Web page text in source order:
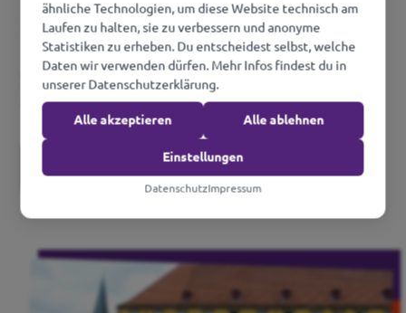
Oldenburg
und Ammerland, Cloppenburg,
Delmenhorst, Diepholz, Wesermarsch
ähnliche Technologien, um diese Website technisch am
Laufen zu halten, sie zu verbessern und anonyme
Statistiken zu erheben. Du entscheidest selbst, welche
Daten wir verwenden dürfen. Mehr Infos findest du in
unserer Datenschutzerklärung.
Alle akzeptieren Alle ablehnen
Einstellungen
DatenschutzImpressum